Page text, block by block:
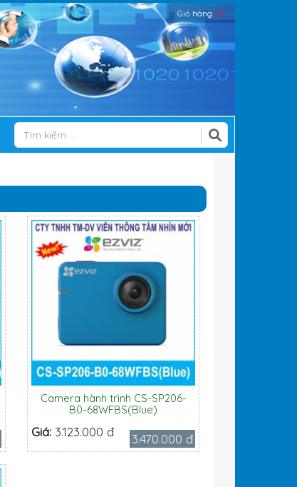
Giỏ hàng (0)
Camera hành trình CS-SP206-
B0-68WFBS(Blue)
Giá: 3.123.000 đ 3.470.000 đ